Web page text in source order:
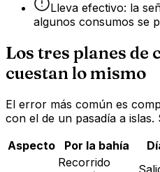
Lleva efectivo: la
algunos consumos se
Los tres planes de
cuestan lo mismo
El error más común es
con el de un pasadía a islas.
Aspecto
Por la bahía
Recorrido